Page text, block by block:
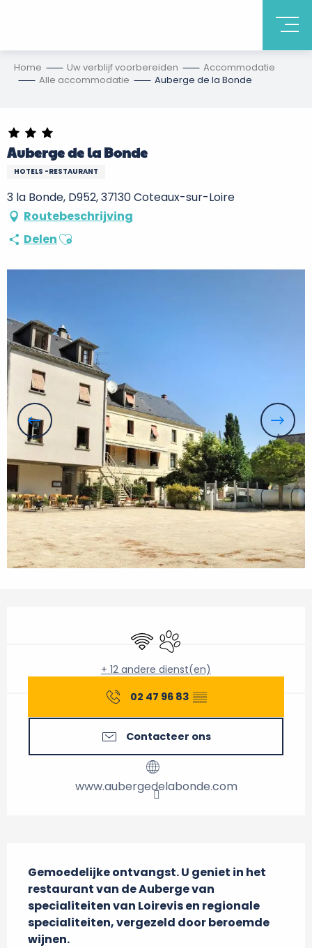
Home Uw verblijf voorbereiden
Accommodatie
Alle accommodatie
Auberge de la Bonde
Auberge de la Bonde
HOTELS -RESTAURANT
3 la Bonde, D952, 37130 Coteaux-sur-Loire
Routebeschrijving
DelenAjouter aux favoris
Wifi Dieren toegelaten
+ 12 andere dienst(en)
02 47 96 83 ▒▒
Contacteer ons
www.aubergedelabonde.com
Gemoedelijke ontvangst. U geniet in het
restaurant van de Auberge van
specialiteiten van Loirevis en regionale
specialiteiten, vergezeld door beroemde
wijnen.